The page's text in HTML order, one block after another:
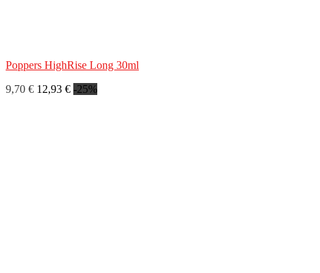
Poppers HighRise Long 30ml
9,70 € 12,93 € -25%